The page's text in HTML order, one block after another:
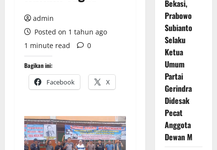
admin
Posted on 1 tahun ago
1 minute read
0
Bagikan ini:
Facebook X
Bekasi,
Prabowo
Subianto
Selaku
Ketua
Umum
Partai
Gerindra
Didesak
Pecat
Anggota
Dewan M